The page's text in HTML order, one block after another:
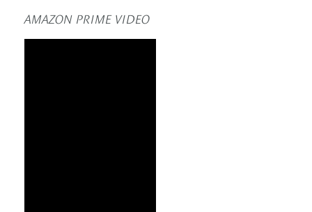
AMAZON PRIME VIDEO